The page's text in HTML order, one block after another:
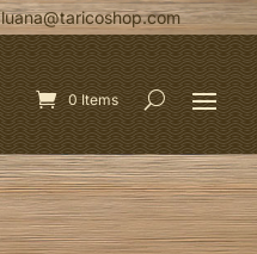
luana@taricoshop.com
0 Items